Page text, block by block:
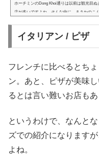
ホーチミンのDong Khoi通りは以前は観光目
店が多いですよね。そんな中に、まさかのこ
ば。こじんまりにめるけど、スタイルがある
れを受けた感じの緑基調。...
イタリアン / ピザ
フレンチに比べるとち
ン。あと、ピザが美味
るとは言い難いお店もあ
というわけで、なんと
ズでの紹介になります
よね。